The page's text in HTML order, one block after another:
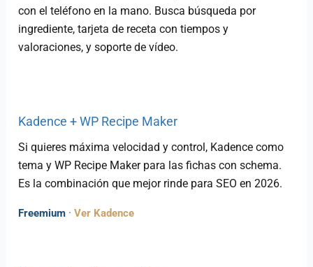
con el teléfono en la mano. Busca búsqueda por
ingrediente, tarjeta de receta con tiempos y
valoraciones, y soporte de vídeo.
Kadence + WP Recipe Maker
Si quieres máxima velocidad y control, Kadence como
tema y WP Recipe Maker para las fichas con schema.
Es la combinación que mejor rinde para SEO en 2026.
Freemium ·Ver Kadence